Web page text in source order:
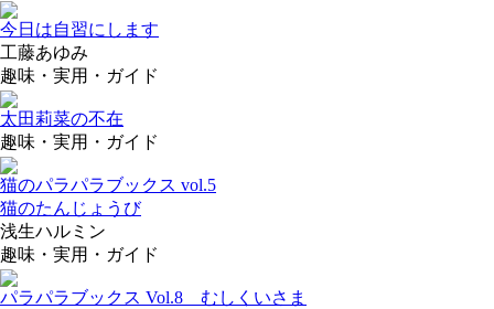
今日は自習にします
工藤あゆみ
趣味・実用・ガイド
太田莉菜の不在
趣味・実用・ガイド
猫のパラパラブックス vol.5
猫のたんじょうび
浅生ハルミン
趣味・実用・ガイド
パラパラブックス Vol.8 むしくいさま